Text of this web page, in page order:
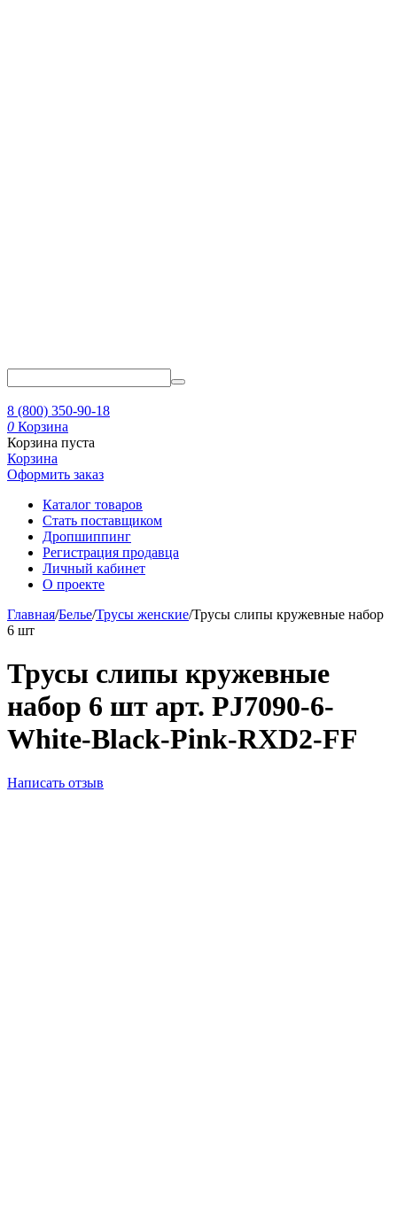
8 (800) 350-90-18
0 Корзина
Корзина пуста
Корзина
Оформить заказ
Каталог товаров
Стать поставщиком
Дропшиппинг
Регистрация продавца
Личный кабинет
О проекте
Главная/Белье/Трусы женские/Трусы слипы кружевные набор
6 шт
Трусы слипы кружевные
набор 6 шт арт. PJ7090-6-
White-Black-Pink-RXD2-FF
Написать отзыв